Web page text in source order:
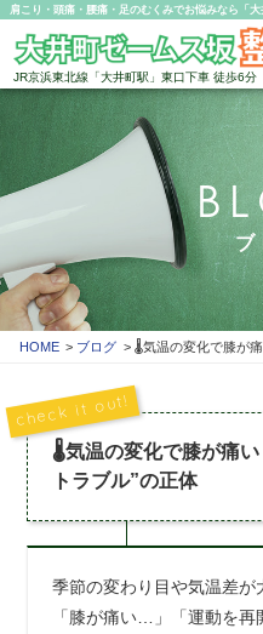
肩こり・頭痛・腰痛・足のむくみでお悩みなら「大
JR京浜東北線「大井町駅」東口下車 徒歩6分
ブ
HOME ブログ 🌡️気温の変化で膝が
🌡️気温の変化で膝が痛
トラブル”の正体
季節の変わり目や気温差が
「膝が痛い…」「運動を再